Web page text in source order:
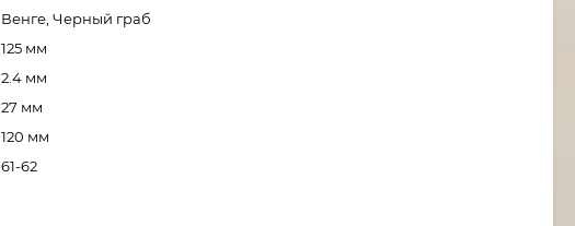
Венге, Черный граб
125 мм
2.4 мм
27 мм
120 мм
61-62